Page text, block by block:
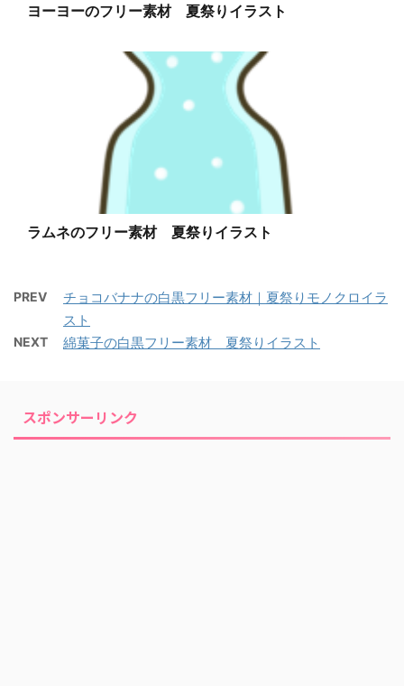
ヨーヨーのフリー素材 夏祭りイラスト
ラムネのフリー素材 夏祭りイラスト
PREV
チョコバナナの白黒フリー素材｜夏祭りモノクロイラ
スト
NEXT 綿菓子の白黒フリー素材 夏祭りイラスト
スポンサーリンク